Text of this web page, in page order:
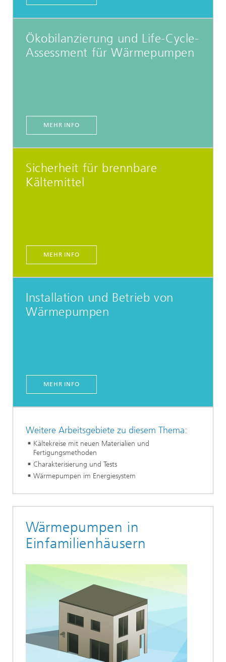
Ökobilanzierung und Life-Cycle-
Assessment für Wärmepumpen
MEHR INFO
Sicherheit für brennbare
Kältemittel
MEHR INFO
Installation und Betrieb von
Wärmepumpen
MEHR INFO
Weitere Arbeitsgebiete zu diesem Thema:
Kältekreise mit neuen Materialien und
Fertigungsmethoden
Charakterisierung und Tests
Wärmepumpen im Energiesystem
Wärmepumpen in
Einfamilienhäusern